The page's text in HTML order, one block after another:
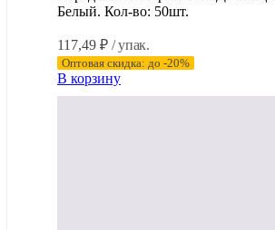
Белый. Кол-во: 50шт.
117,49 ₽ / упак.
Оптовая скидка: до -20%
В корзину